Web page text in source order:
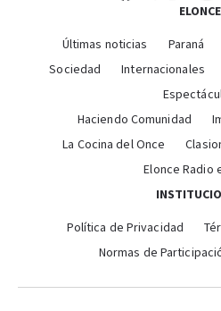
ELONCE
Últimas noticias Paraná
Sociedad
Internacionales
Haciendo Comunidad
La Cocina del Once
Elonce Radio
Política de Privacidad
Normas de